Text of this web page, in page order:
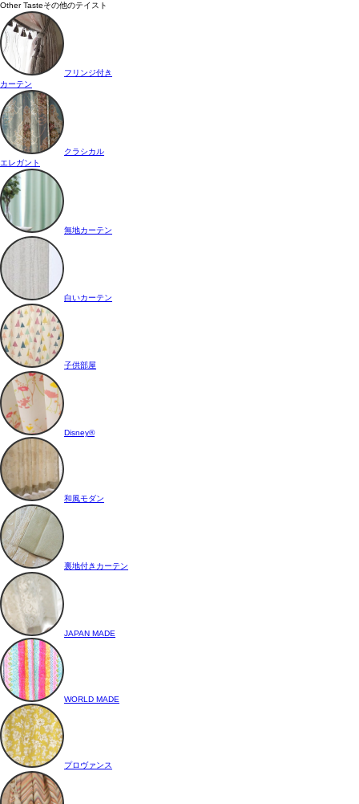
Other Tasteその他のテイスト
フリンジ付き
カーテン
クラシカル
エレガント
無地カーテン
白いカーテン
子供部屋
Disney®
和風モダン
裏地付きカーテン
JAPAN MADE
WORLD MADE
プロヴァンス